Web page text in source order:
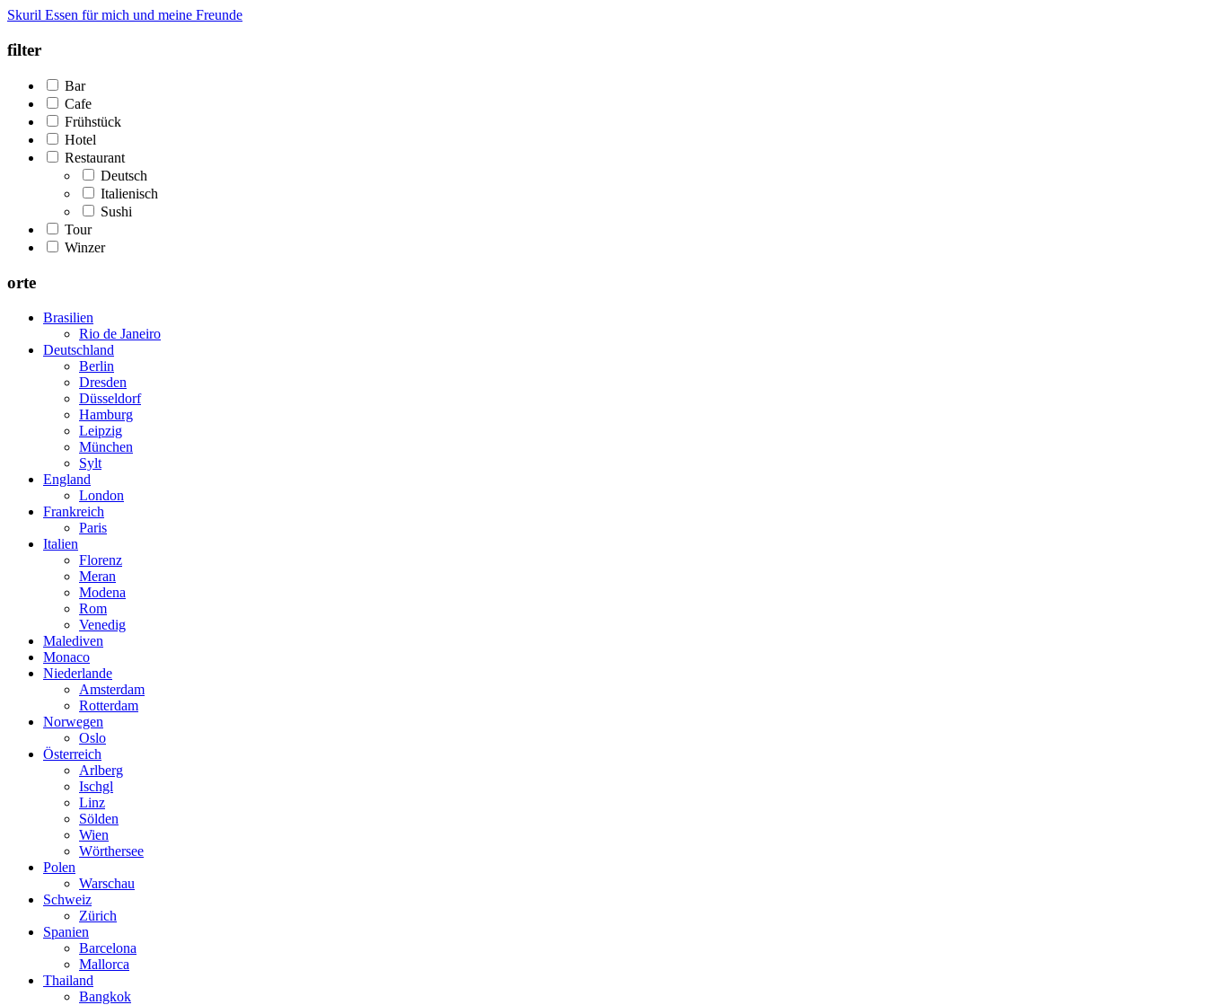
Skuril Essen für mich und meine Freunde
filter
Bar
Cafe
Frühstück
Hotel
Restaurant
Deutsch
Italienisch
Sushi
Tour
Winzer
orte
Brasilien
Rio de Janeiro
Deutschland
Berlin
Dresden
Düsseldorf
Hamburg
Leipzig
München
Sylt
England
London
Frankreich
Paris
Italien
Florenz
Meran
Modena
Rom
Venedig
Malediven
Monaco
Niederlande
Amsterdam
Rotterdam
Norwegen
Oslo
Österreich
Arlberg
Ischgl
Linz
Sölden
Wien
Wörthersee
Polen
Warschau
Schweiz
Zürich
Spanien
Barcelona
Mallorca
Thailand
Bangkok